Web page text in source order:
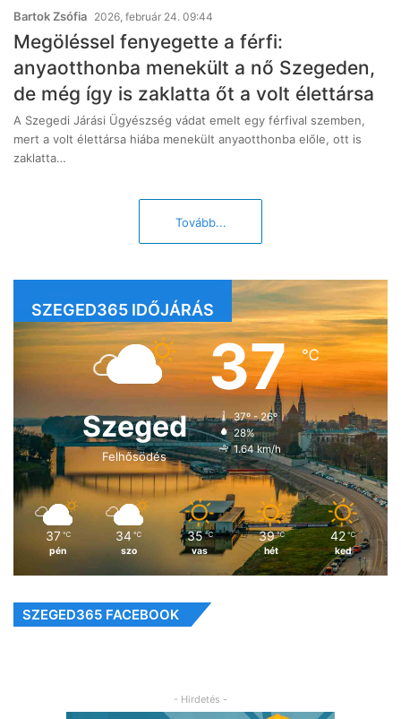
Bartok Zsófia 2026, február 24. 09:44
Megöléssel fenyegette a férfi:
anyaotthonba menekült a nő Szegeden,
de még így is zaklatta őt a volt élettársa
A Szegedi Járási Ügyészség vádat emelt egy férfival szemben,
mert a volt élettársa hiába menekült anyaotthonba előle, ott is
zaklatta…
Tovább...
SZEGED365 IDŐJÁRÁS
Szeged
Felhősödés
37℃
37º - 26º
28%
1.64 km/h
37 ℃
pén
34 ℃
szo
35 ℃
vas
39 ℃
hét
42 ℃
ked
SZEGED365 FACEBOOK
- Hirdetés -